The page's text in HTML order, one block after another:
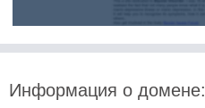
Информация о домене: